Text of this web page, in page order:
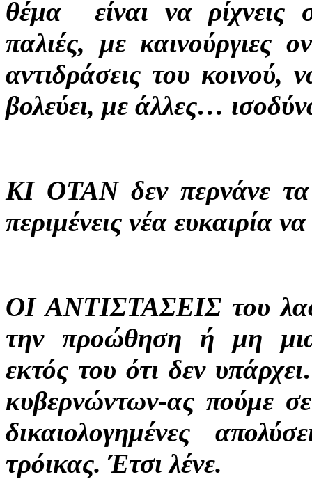
θέμα είναι να ρίχνεις
παλιές, με καινούργιες
αντιδράσεις του κοινού,
βολεύει, με άλλες…
ΚΙ ΟΤΑΝ δεν περνάνε τα
περιμένεις νέα ευκαιρία
ΟΙ ΑΝΤΙΣΤΑΣΕΙΣ του
την προώθηση ή μη
εκτός του ότι δεν
κυβερνώντων-ας πούμε
δικαιολογημένες
τρόικας. Έτσι λένε.